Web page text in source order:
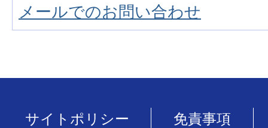
メールでのお問い合わせ
サイトポリシー 免責事項